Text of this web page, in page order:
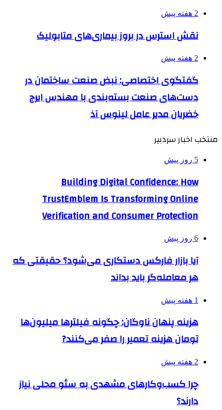
2 هفته پیش
نقش استرس در بروز بیماری‌های متابولیک
2 هفته پیش
گفتگوی اختصاصی: نبض صنعت ساختمان در
دست‌های صنعت بسته‌بندی با مهندس ایرج
خضریان مدیر عامل لینوس آذ
منتخب اخبار سردبیر
5 روز پیش
Building Digital Confidence: How
TrustEmblem Is Transforming Online
Verification and Consumer Protection
6 روز پیش
آیا بازار فارکس دستکاری می‌شود؟ حقیقتی که
هر معامله‌گر باید بداند
1 هفته پیش
هزینه پنهان ناوگان: چگونه فیلترها میلیون‌ها
تومان هزینه تعمیر را صفر می‌کنند?
2 هفته پیش
چرا کسب‌وکارهای مشهدی به سئو محلی نیاز
دارند؟